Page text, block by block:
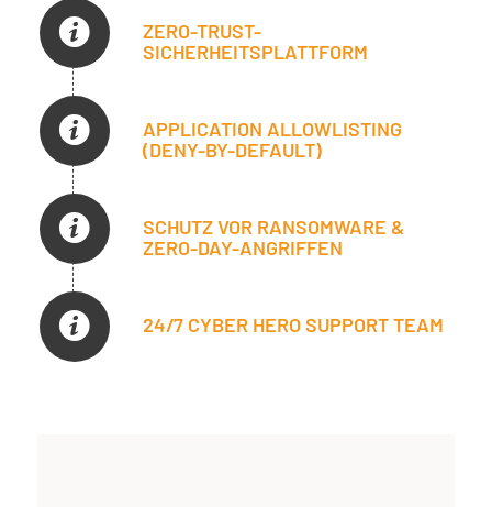
ZERO-TRUST-
SICHERHEITSPLATTFORM
APPLICATION ALLOWLISTING
(DENY-BY-DEFAULT)
SCHUTZ VOR RANSOMWARE &
ZERO-DAY-ANGRIFFEN
24/7 CYBER HERO SUPPORT TEAM